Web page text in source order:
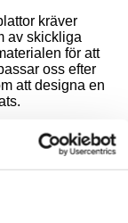
kräver
av skickliga
för att
oss efter
att designa en